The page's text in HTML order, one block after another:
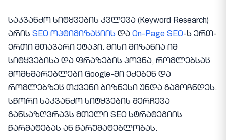
საკვანძო სიტყვების კვლევა (Keyword Research)
არის SEO ოპტიმიზაციის და On-Page SEO-ს ერთ-
ერთი მთავარი ეტაპი. მისი მიზანია იმ
სიტყვებისა და ფრაზების პოვნა, რომლებსაც
მომხმარებლები Google-ში ეძებენ და
რომლებზეც თქვენი ბიზნესი უნდა გამოჩნდეს.
სწორი საკვანძო სიტყვების შერჩევა
განსაზღვრავს მთელი SEO სტრატეგიის
წარმატებას ან წარუმატებლობას.